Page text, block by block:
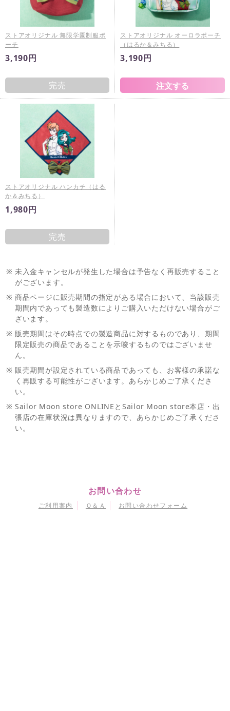
ストアオリジナル 無限学園制服ポ
ーチ
3,190円
完売
ストアオリジナル オーロラポーチ
（はるか＆みちる）
3,190円
ストアオリジナル ハンカチ（はる
か＆みちる）
1,980円
完売
※ 未入金キャンセルが発生した場合は予告なく再販売すること
がございます。
※ 商品ページに販売期間の指定がある場合において、当該販売
期間内であっても製造数によりご購入いただけない場合がご
ざいます。
※ 販売期間はその時点での製造商品に対するものであり、期間
限定販売の商品であることを示唆するものではございませ
ん。
※ 販売期間が設定されている商品であっても、お客様の承諾な
く再販する可能性がございます。あらかじめご了承くださ
い。
※ Sailor Moon store ONLINEとSailor Moon store本店・出
張店の在庫状況は異なりますので、あらかじめご了承くださ
い。
お問い合わせ
ご利用案内 Ｑ＆Ａ お問い合わせフォーム